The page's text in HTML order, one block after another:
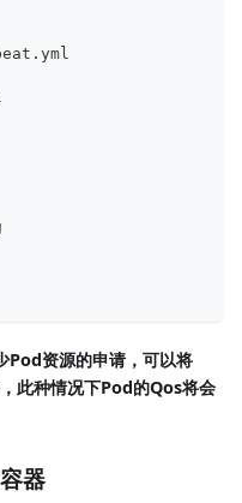
Pod资源的申请，可以将
种情况下Pod的Qos将会
器